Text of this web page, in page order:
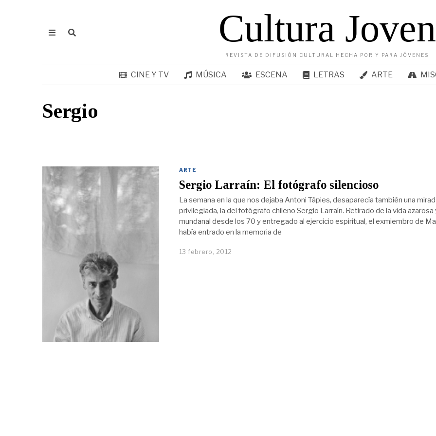
Cultura Joven
REVISTA DE DIFUSIÓN CULTURAL HECHA POR Y PARA JÓVENES
CINE Y TV MÚSICA ESCENA LETRAS ARTE
Sergio
ARTE
Sergio Larraín: El fotógrafo silencioso
La semana en la que nos dejaba Antoni Tàpies, desaparecía también una
privilegiada, la del fotógrafo chileno Sergio Larraín. Retirado de la vida azarosa
mundanal desde los 70 y entregado al ejercicio espiritual, el exmiembro de
había entrado en la memoria de
13 febrero, 2012